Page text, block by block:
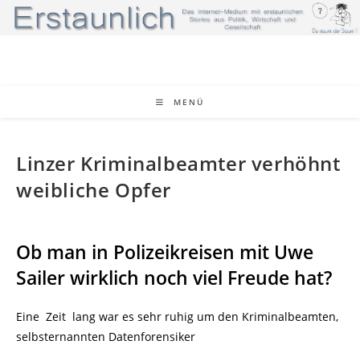
Zum
Inhalt
MENÜ
Linzer Kriminalbeamter verhöhnt
weibliche Opfer
Ob man in Polizeikreisen mit Uwe
Sailer wirklich noch viel Freude hat?
Eine Zeit lang war es sehr ruhig um den Kriminalbeamten,
selbsternannten Datenforensiker